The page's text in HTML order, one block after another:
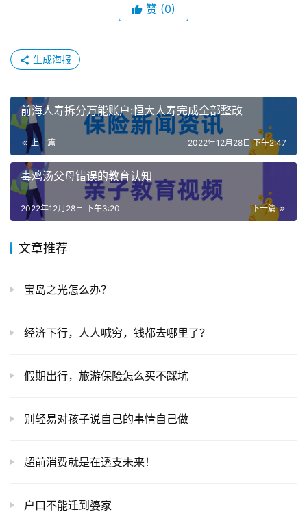
赞 (0)
生成海报
前海人寿拆分万能账户:恒大人寿完成全部整改
上一篇 2022年12月28日 下午2:47
毒鸡汤父母错误的教育认知
下一篇
2022年12月28日 下午3:20
文章推荐
宝岛之光怎么办？
经济下行，人人喊穷，钱都去哪里了？
假期出行，旅游保险怎么买不踩坑
别轻易对孩子说自己的事情自己做
超前消费就是在透支未来！
户口不能迁到婆家